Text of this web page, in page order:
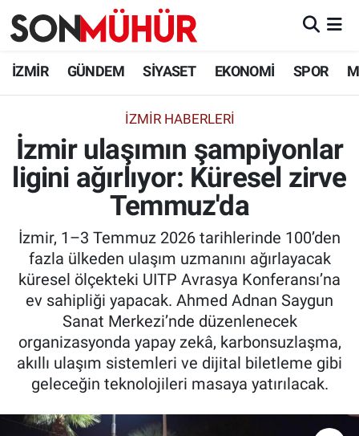
İZMİR GÜNDEM SİYASET EKONOMİ SPOR
İZMIR HABERLERI
İzmir ulaşımın şampiyonlar
ligini ağırlıyor: Küresel zirve
Temmuz'da
İzmir, 1–3 Temmuz 2026 tarihlerinde 100’den
fazla ülkeden ulaşım uzmanını ağırlayacak
küresel ölçekteki UITP Avrasya Konferansı’na
ev sahipliği yapacak. Ahmed Adnan Saygun
Sanat Merkezi’nde düzenlenecek
organizasyonda yapay zekâ, karbonsuzlaşma,
akıllı ulaşım sistemleri ve dijital biletleme gibi
geleceğin teknolojileri masaya yatırılacak.
İzmir Nöbetçi Eczaneler
İzmir Namaz Vakitleri
İzmir Trafik Yoğunluk Haritası
Tüm Manşetler
Son Dakika Haberleri
Haber Arşivi